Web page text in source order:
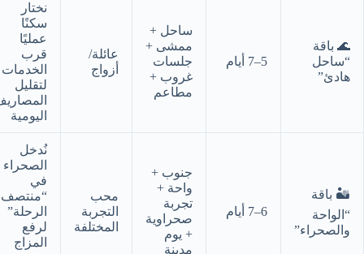
🌊 باقة
“ساحل
هادئ”
5–7 أيام
ساحل +
ممشى +
جلسات
غروب +
مطاعم
عائلة/
أزواج
نختار
سكنًا
عمليًا
قرب
الخدمات
لتقليل
اليومية
🏜️ باقة
“الواحة
والصحراء”
6–7 أيام
جنوب +
واحة +
تجربة
صحراوية
+ يوم
مدينة
محب
التجربة
المختلفة
نُدخل
الصحراء
في
“منتصف
الرحلة”
لرفع
المزاج